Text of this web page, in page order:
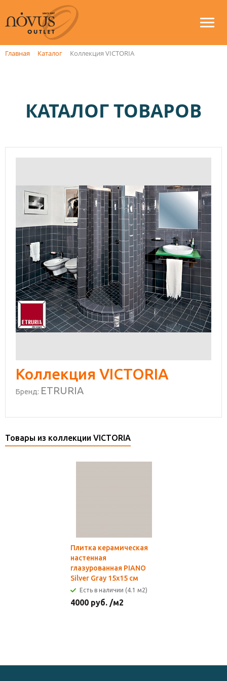
Главная Каталог Коллекция VICTORIA
КАТАЛОГ ТОВАРОВ
Коллекция VICTORIA
Бренд: ETRURIA
Товары из коллекции VICTORIA
Плитка керамическая
настенная
глазурованная PIANO
Silver Gray 15х15 см
Есть в наличии (4.1 м2)
4000 руб. /м2